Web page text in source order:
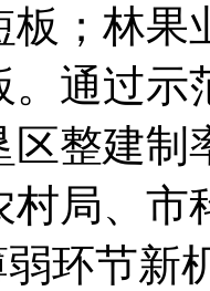
板；林果
。通过示
区整建
村局、市
弱环节